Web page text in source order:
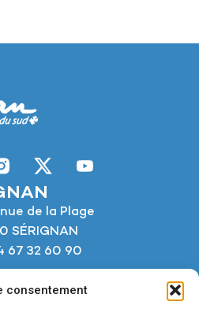
consentement
de la Plage
SÉRIGNAN
67 32 60 90
d’ouverture